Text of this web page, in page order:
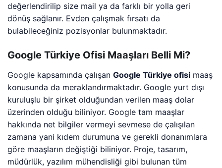
değerlendirilip size mail ya da farklı bir yolla geri
dönüş sağlanır. Evden çalışmak fırsatı da
bulabileceğiniz pozisyonlar bulunmaktadır.
Google Türkiye Ofisi Maaşları Belli Mi?
Google kapsamında çalışanGoogle Türkiye ofisi maaş
konusunda da meraklandırmaktadır. Google yurt dışı
kuruluşlu bir şirket olduğundan verilen maaş dolar
üzerinden olduğu biliniyor. Google tam maaşlar
hakkında net bilgiler vermeyi sevmese de çalışılan
zamana yani kıdem durumuna ve gerekli donanımlara
göre maaşların değiştiği biliniyor. Proje, tasarım,
müdürlük, yazılım mühendisliği gibi bulunan tüm